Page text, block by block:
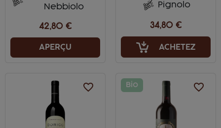
Nebbiolo
42,80 €
APERÇU
Pignolo
34,80 €
ACHETEZ
favorite_border favorite_border
Bio